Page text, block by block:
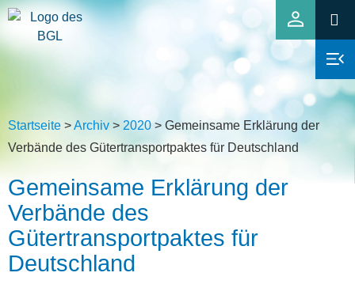
Startseite >Archiv > 2020 > Gemeinsame Erklärung der
Verbände des Gütertransportpaktes für Deutschland
Gemeinsame Erklärung der
Verbände des
Gütertransportpaktes für
Deutschland